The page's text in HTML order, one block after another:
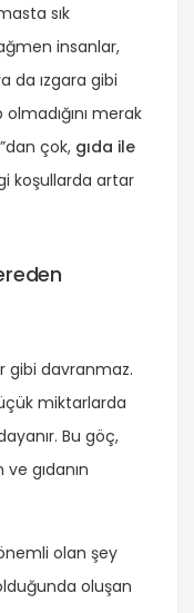
sık
insanlar,
da ızgara gibi
olmadığını merak
çok, gıda ile
koşullarda artar
gibi davranmaz.
miktarlarda
Bu göç,
gıdanın
olan şey
oluşan